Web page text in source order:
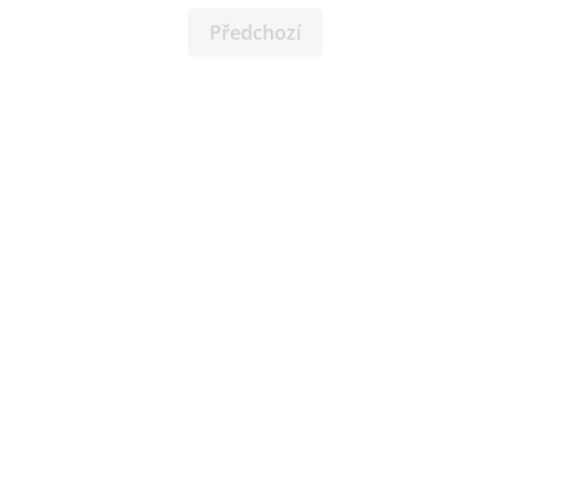
Předchozí